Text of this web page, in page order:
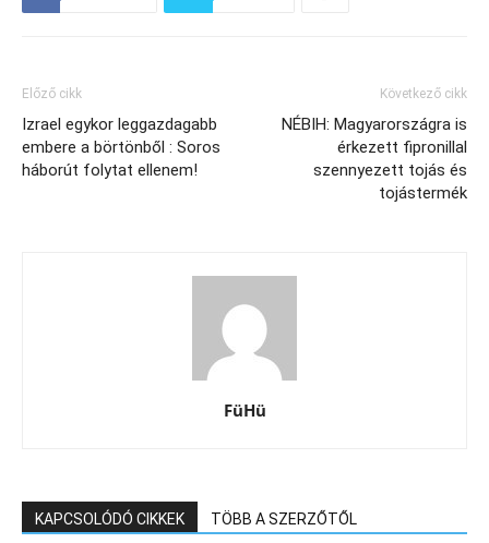
Előző cikk
Izrael egykor leggazdagabb
embere a börtönből : Soros
háborút folytat ellenem!
Következő cikk
NÉBIH: Magyarországra is
érkezett fipronillal
szennyezett tojás és
tojástermék
FüHü
KAPCSOLÓDÓ CIKKEK TÖBB A SZERZŐTŐL